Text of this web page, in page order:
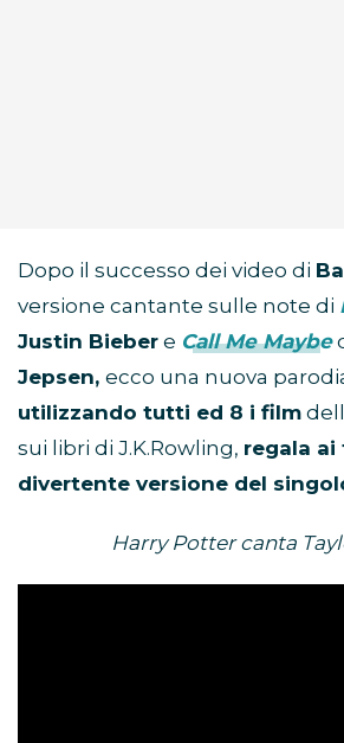
Dopo il successo dei video di
versione cantante sulle note di
Justin Bieber e Call Me Maybe
Jepsen, ecco una nuova
utilizzando tutti ed 8 i film
sui libri di J.K.Rowling, regala ai
divertente versione del
Harry Potter canta